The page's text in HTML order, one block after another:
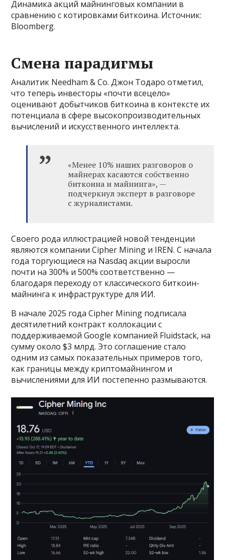
Динамика акций майнинговых компании в
сравнению с котировками биткоина. Источник:
Bloomberg.
Смена парадигмы
Аналитик Needham & Co. Джон Тодаро отметил,
что теперь инвесторы «почти всецело»
оценивают добытчиков биткоина в контексте их
потенциала в сфере высокопроизводительных
вычислений и искусственного интеллекта.
«Менее 10% наших разговоров о
майнерах касаются собственно
биткоина и майнинга», —
подчеркнул эксперт в разговоре
с журналистами.
Своего рода иллюстрацией новой тенденции
являются компании Cipher Mining и IREN. С начала
года торгующиеся на Nasdaq акции выросли
почти на 300% и 500% соответственно —
благодаря переходу от классического биткоин-
майнинга к инфраструктуре для ИИ.
В начале 2025 года Cipher Mining подписала
десятилетний контракт коллокации с
поддерживаемой Google компанией Fluidstack, на
сумму около $3 млрд. Это соглашение стало
одним из самых показательных примеров того,
как границы между криптомайнингом и
вычислениями для ИИ постепенно размываются.